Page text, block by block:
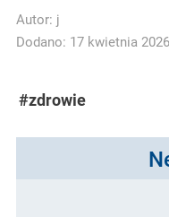
Autor: j
Dodano: 17 kwietnia
#zdrowie